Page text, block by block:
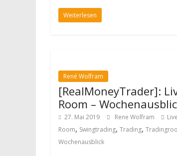
Weiterlesen
René Wolfram
[RealMoneyTrader]:
Room –
27. Mai 2019 Rene Wolfram
Room, Swingtrading, Trading,
Wochenausblick